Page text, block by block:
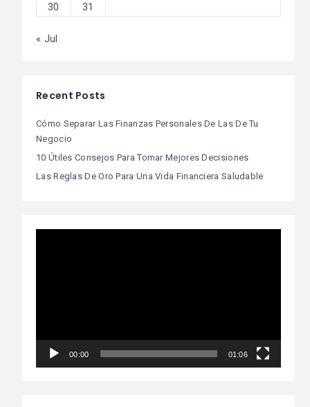
30
31
« Jul
Recent Posts
Cómo Separar Las Finanzas Personales De Las De Tu
Negocio
10 Útiles Consejos Para Tomar Mejores Decisiones
Las Reglas De Oro Para Una Vida Financiera Saludable
00:00 01:06